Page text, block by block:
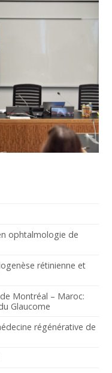
ophtalmologie de
rétinienne et
Montréal – Maroc:
Glaucome
régénérative de